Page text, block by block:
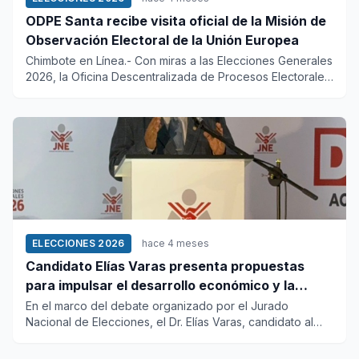
ODPE Santa recibe visita oficial de la Misión de
Observación Electoral de la Unión Europea
Chimbote en Línea.- Con miras a las Elecciones Generales
2026, la Oficina Descentralizada de Procesos Electorales
ELECCIONES 2026 hace 4 meses
Candidato Elías Varas presenta propuestas
para impulsar el desarrollo económico y la
protección de los recursos en Áncash
En el marco del debate organizado por el Jurado
Nacional de Elecciones, el Dr. Elías Varas, candidato al